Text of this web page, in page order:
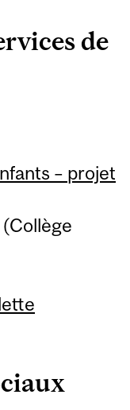
de
– projet